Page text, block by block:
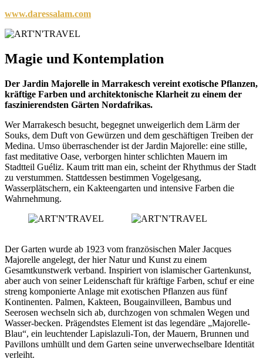
www.daressalam.com
Magie und Kontemplation
Der Jardin Majorelle in Marrakesch vereint exotische Pflanzen,
kräftige Farben und architektonische Klarheit zu einem der
faszinierendsten Gärten Nordafrikas.
Wer Marrakesch besucht, begegnet unweigerlich dem Lärm der
Souks, dem Duft von Gewürzen und dem geschäftigen Treiben der
Medina. Umso überraschender ist der Jardin Majorelle: eine stille,
fast meditative Oase, verborgen hinter schlichten Mauern im
Stadtteil Guéliz. Kaum tritt man ein, scheint der Rhythmus der Stadt
zu verstummen. Stattdessen bestimmen Vogelgesang,
Wasserplätschern, ein Kakteengarten und intensive Farben die
Wahrnehmung.
Der Garten wurde ab 1923 vom französischen Maler Jacques
Majorelle angelegt, der hier Natur und Kunst zu einem
Gesamtkunstwerk verband. Inspiriert von islamischer Gartenkunst,
aber auch von seiner Leidenschaft für kräftige Farben, schuf er eine
streng komponierte Anlage mit exotischen Pflanzen aus fünf
Kontinenten. Palmen, Kakteen, Bougainvilleen, Bambus und
Seerosen wechseln sich ab, durchzogen von schmalen Wegen und
Wasser-becken. Prägendstes Element ist das legendäre „Majorelle-
Blau“, ein leuchtender Lapislazuli-Ton, der Mauern, Brunnen und
Pavillons umhüllt und dem Garten seine unverwechselbare Identität
verleiht.